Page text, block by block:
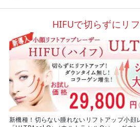
HIFUで切らずにリ
新機種！切らない腫れないリフトアップ小顔